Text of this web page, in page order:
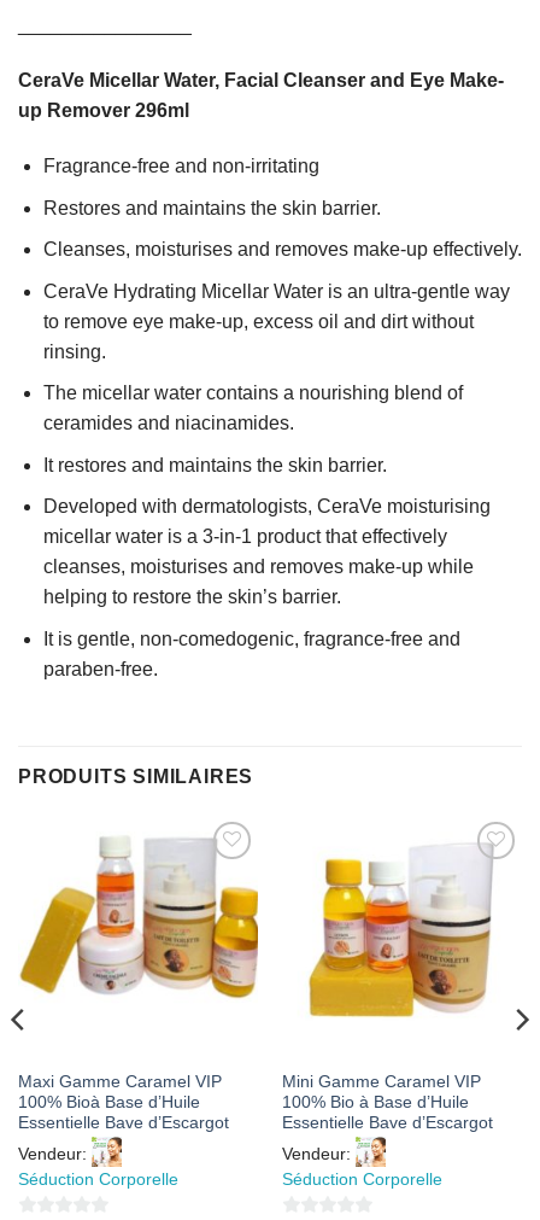
CeraVe Micellar Water, Facial Cleanser and Eye Make-
up Remover 296ml
Fragrance-free and non-irritating
Restores and maintains the skin barrier.
Cleanses, moisturises and removes make-up effectively.
CeraVe Hydrating Micellar Water is an ultra-gentle way
to remove eye make-up, excess oil and dirt without
rinsing.
The micellar water contains a nourishing blend of
ceramides and niacinamides.
It restores and maintains the skin barrier.
Developed with dermatologists, CeraVe moisturising
micellar water is a 3-in-1 product that effectively
cleanses, moisturises and removes make-up while
helping to restore the skin’s barrier.
It is gentle, non-comedogenic, fragrance-free and
paraben-free.
PRODUITS SIMILAIRES
AJOUTER
À MES
FAVORIS
Maxi Gamme Caramel VIP
100% Bioà Base d’Huile
Essentielle Bave d’Escargot
Vendeur:
Séduction Corporelle
AJOUTER
FAVORIS
Mini Gamme Caramel VIP
100% Bio à Base d’Huile
Essentielle Bave d’Escargot
Vendeur:
Séduction Corporelle